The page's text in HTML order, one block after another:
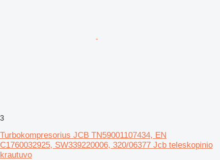
3
Turbokompresorius JCB TN59001107434, EN
C1760032925, SW339220006, 320/06377 Jcb teleskopinio
krautuvo